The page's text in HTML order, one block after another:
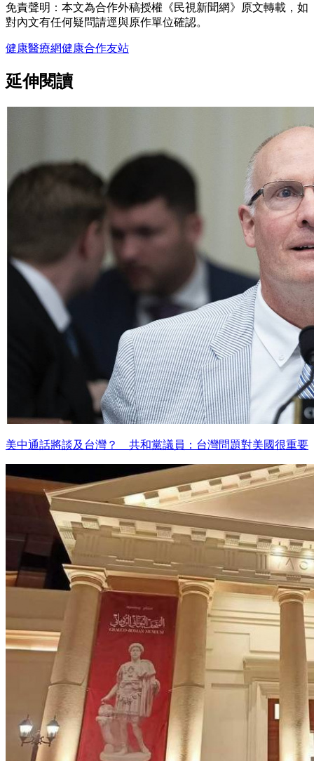
免責聲明：本文為合作外稿授權《民視新聞網》原文轉載，如
對內文有任何疑問請逕與原作單位確認。
健康醫療網健康合作友站
延伸閱讀
美中通話將談及台灣？ 共和黨議員：台灣問題對美國很重要